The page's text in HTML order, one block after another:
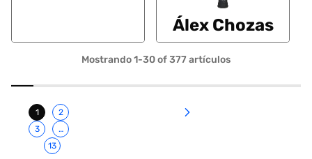
Álex Chozas
Mostrando 1-30 of 377 artículos
1
2
3
…
13